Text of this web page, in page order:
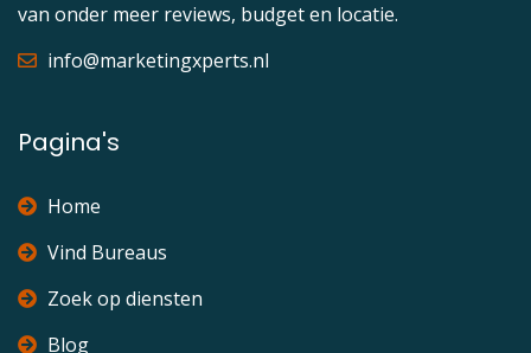
van onder meer reviews, budget en locatie.
info@marketingxperts.nl
Pagina's
Home
Vind Bureaus
Zoek op diensten
Blog